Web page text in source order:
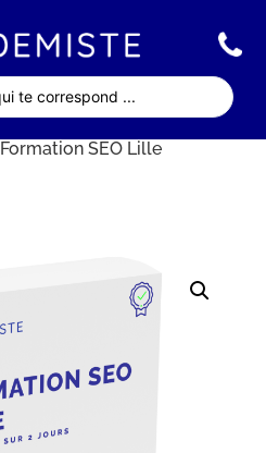
Formation SEO Lille